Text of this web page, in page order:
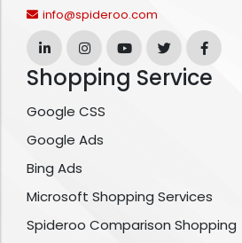
info@spideroo.com
Shopping Service
Google CSS
Google Ads
Bing Ads
Microsoft Shopping Services
Spideroo Comparison Shopping